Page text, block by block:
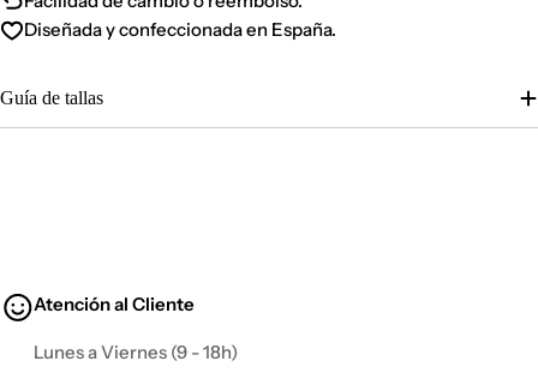
Diseñada y confeccionada en España.
Guía de tallas
Atención al Cliente
Lunes a Viernes (9 - 18h)